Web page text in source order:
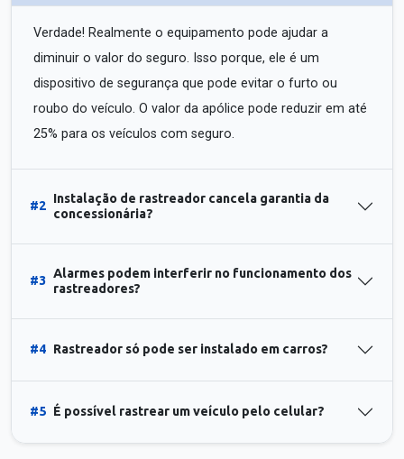
Verdade! Realmente o equipamento pode ajudar a
diminuir o valor do seguro. Isso porque, ele é um
dispositivo de segurança que pode evitar o furto ou
roubo do veículo. O valor da apólice pode reduzir em até
25% para os veículos com seguro.
#2
Instalação de rastreador cancela garantia da
concessionária?
#3
Alarmes podem interferir no funcionamento dos
rastreadores?
#4 Rastreador só pode ser instalado em carros?
#5 É possível rastrear um veículo pelo celular?